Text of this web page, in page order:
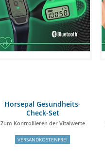
Horsepal Gesundheits-
Check-Set
Zum Kontrollieren der Vitalwerte
VERSANDKOSTENFREI